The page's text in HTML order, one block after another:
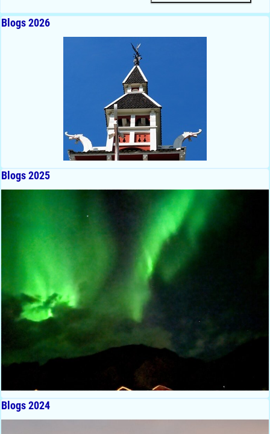
Blogs 2026
Blogs 2025
Blogs 2024